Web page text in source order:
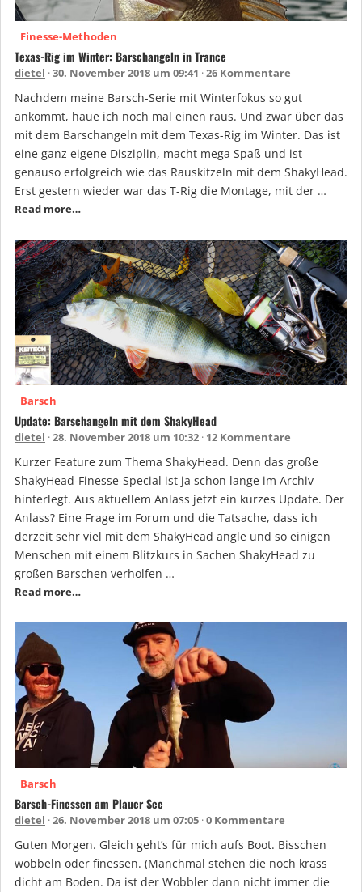
Finesse-Methoden
Texas-Rig im Winter: Barschangeln in Trance
dietel 30. November 2018 um 09:41 26 Kommentare
Nachdem meine Barsch-Serie mit Winterfokus so gut
ankommt, haue ich noch mal einen raus. Und zwar über das
mit dem Barschangeln mit dem Texas-Rig im Winter. Das ist
eine ganz eigene Disziplin, macht mega Spaß und ist
genauso erfolgreich wie das Rauskitzeln mit dem ShakyHead.
Erst gestern wieder war das T-Rig die Montage, mit der …
Read more…
Barsch
Update: Barschangeln mit dem ShakyHead
dietel 28. November 2018 um 10:32 12 Kommentare
Kurzer Feature zum Thema ShakyHead. Denn das große
ShakyHead-Finesse-Special ist ja schon lange im Archiv
hinterlegt. Aus aktuellem Anlass jetzt ein kurzes Update. Der
Anlass? Eine Frage im Forum und die Tatsache, dass ich
derzeit sehr viel mit dem ShakyHead angle und so einigen
Menschen mit einem Blitzkurs in Sachen ShakyHead zu
großen Barschen verholfen …
Read more…
Barsch
Barsch-Finessen am Plauer See
dietel 26. November 2018 um 07:05 0 Kommentare
Guten Morgen. Gleich geht’s für mich aufs Boot. Bisschen
wobbeln oder finessen. (Manchmal stehen die noch krass
dicht am Boden. Da ist der Wobbler dann nicht immer die